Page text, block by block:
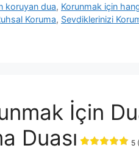
koruyan dua, Korunmak için
Koruma, Sevdiklerinizi
İçin
Duası
5